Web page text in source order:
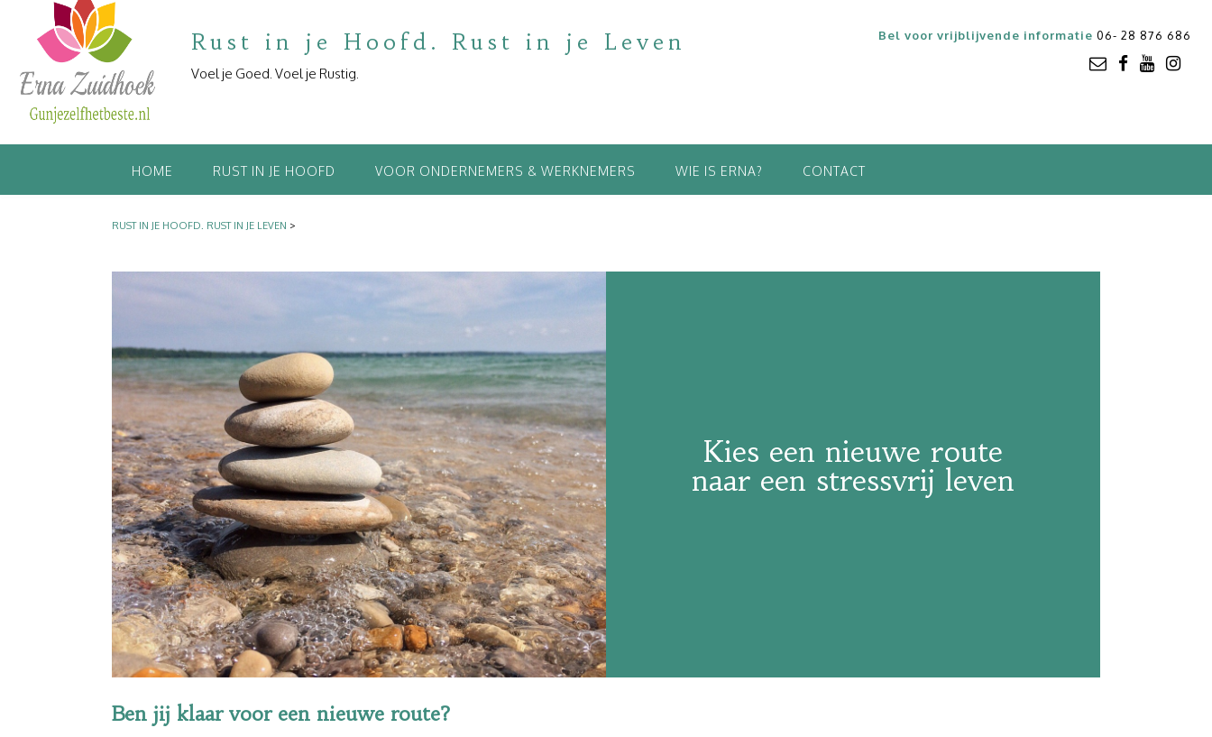
Rust in je Hoofd. Rust in je Leven
Voel je Goed. Voel je Rustig.
Bel voor vrijblijvende informatie 06- 28 876 686
HOME RUST IN JE HOOFD VOOR ONDERNEMERS & WERKNEMERS WIE IS ERNA? CONTACT
RUST IN JE HOOFD. RUST IN JE LEVEN >
Kies een nieuwe route
naar een stressvrij leven
Ben jij klaar voor een nieuwe route?